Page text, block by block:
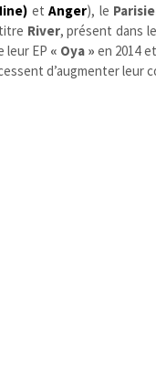
etAnger), le
River, présent dans
leur EP « Oya » en 2014
d’augmenter